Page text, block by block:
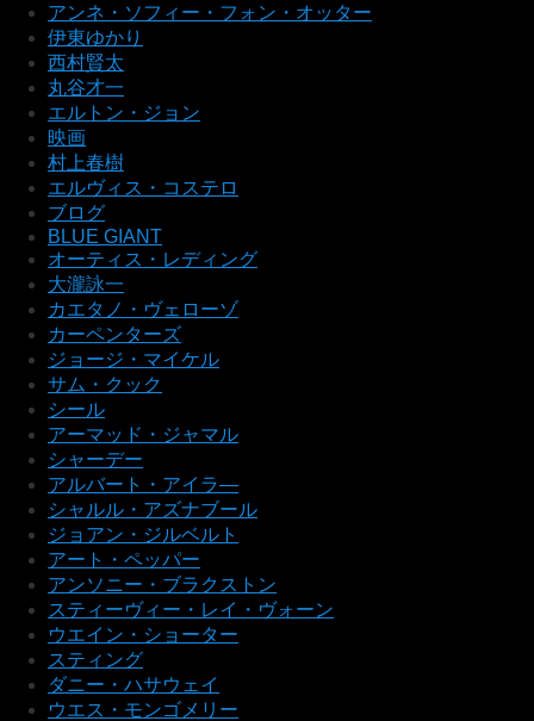
アンネ・ソフィー・フォン・オッター
伊東ゆかり
西村賢太
丸谷才一
エルトン・ジョン
映画
村上春樹
エルヴィス・コステロ
ブログ
BLUE GIANT
オーティス・レディング
大瀧詠一
カエタノ・ヴェローゾ
カーペンターズ
ジョージ・マイケル
サム・クック
シール
アーマッド・ジャマル
シャーデー
アルバート・アイラ―
シャルル・アズナブール
ジョアン・ジルベルト
アート・ペッパー
アンソニー・ブラクストン
スティーヴィー・レイ・ヴォーン
ウエイン・ショーター
スティング
ダニー・ハサウェイ
ウエス・モンゴメリー